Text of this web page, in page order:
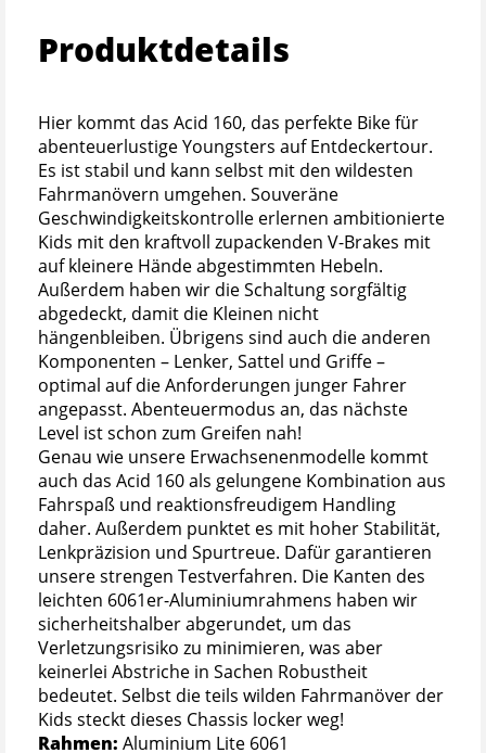
Produktdetails
Hier kommt das Acid 160, das perfekte Bike für
abenteuerlustige Youngsters auf Entdeckertour.
Es ist stabil und kann selbst mit den wildesten
Fahrmanövern umgehen. Souveräne
Geschwindigkeitskontrolle erlernen ambitionierte
Kids mit den kraftvoll zupackenden V-Brakes mit
auf kleinere Hände abgestimmten Hebeln.
Außerdem haben wir die Schaltung sorgfältig
abgedeckt, damit die Kleinen nicht
hängenbleiben. Übrigens sind auch die anderen
Komponenten – Lenker, Sattel und Griffe –
optimal auf die Anforderungen junger Fahrer
angepasst. Abenteuermodus an, das nächste
Level ist schon zum Greifen nah!
Genau wie unsere Erwachsenenmodelle kommt
auch das Acid 160 als gelungene Kombination aus
Fahrspaß und reaktionsfreudigem Handling
daher. Außerdem punktet es mit hoher Stabilität,
Lenkpräzision und Spurtreue. Dafür garantieren
unsere strengen Testverfahren. Die Kanten des
leichten 6061er-Aluminiumrahmens haben wir
sicherheitshalber abgerundet, um das
Verletzungsrisiko zu minimieren, was aber
keinerlei Abstriche in Sachen Robustheit
bedeutet. Selbst die teils wilden Fahrmanöver der
Kids steckt dieses Chassis locker weg!
Rahmen: Aluminium Lite 6061